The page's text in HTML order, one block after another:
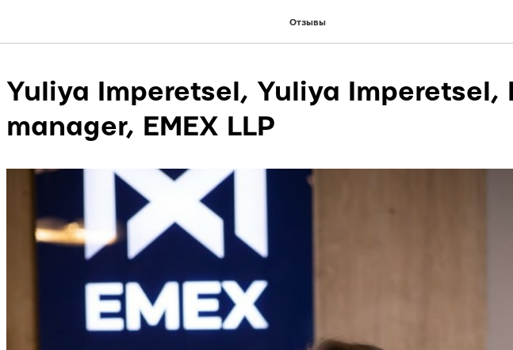
Отзывы
Yuliya Imperetsel, Yuliya Imperetsel,
manager, EMEX LLP